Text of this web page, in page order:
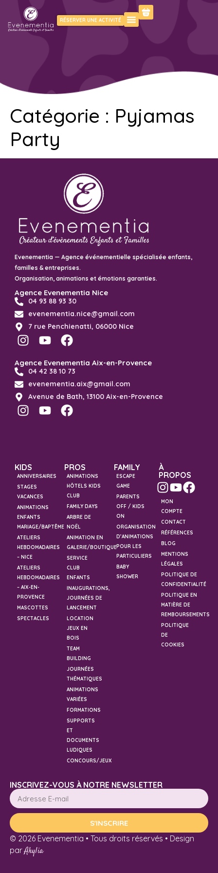
RÉSERVER UNE ACTIVITÉ
Catégorie : Pyjamas
Party
Evenementia — Agence événementielle spécialisée enfants,
familles & entreprises.
Organisation, animations et émotions garanties.
Agence Evenementia Nice
04 93 88 93 30
evenementia.nice@gmail.com
7 rue Penchienatti, 06000 Nice
Agence Evenementia Aix-en-Provence
04 42 38 10 73
evenementia.aix@gmail.com
Avenue de Bath, 13100 Aix-en-Provence
KIDS
ANNIVERSAIRES
STAGES
VACANCES
ANIMATIONS
ENFANTS
MARIAGE/BAPTÊME
ATELIERS
HEBDOMADAIRES
– NICE
ATELIERS
HEBDOMADAIRES
– AIX-EN-
PROVENCE
MASCOTTES
SPECTACLES
PROS
ANIMATIONS
HÔTELS KIDS
CLUB
FAMILY DAYS
ARBRE DE
NOËL
ANIMATION EN
GALERIE/BOUTIQUE
SERVICE
CLUB
ENFANTS
INAUGURATIONS,
JOURNÉES DE
LANCEMENT
LOCATION
JEUX EN
BOIS
TEAM
BUILDING
JOURNÉES
THÉMATIQUES
ANIMATIONS
VARIÉES
FORMATIONS
SUPPORTS
ET
DOCUMENTS
LUDIQUES
CONCOURS/JEUX
FAMILY
ESCAPE
GAME
PARENTS
OFF / KIDS
ON
ORGANISATION
D’ANIMATIONS
POUR LES
PARTICULIERS
BABY
SHOWER
À
PROPOS
MON
COMPTE
CONTACT
RÉFÉRENCES
BLOG
MENTIONS
LÉGALES
POLITIQUE DE
CONFIDENTIALITÉ
POLITIQUE EN
MATIÈRE DE
REMBOURSEMENTS
POLITIQUE
DE
COOKIES
INSCRIVEZ-VOUS À NOTRE NEWSLETTER
S'INSCRIRE
© 2026 Evenementia • Tous droits réservés • Design
parAkylia